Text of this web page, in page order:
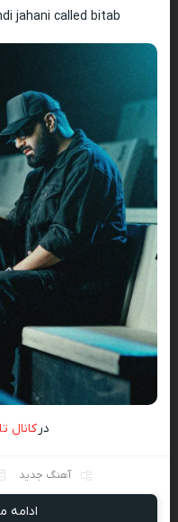
jahani called bitab
درکانال
آهنگ جدید
ادامه